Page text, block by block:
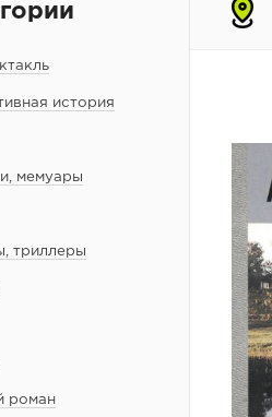
история
мемуары
триллеры
роман